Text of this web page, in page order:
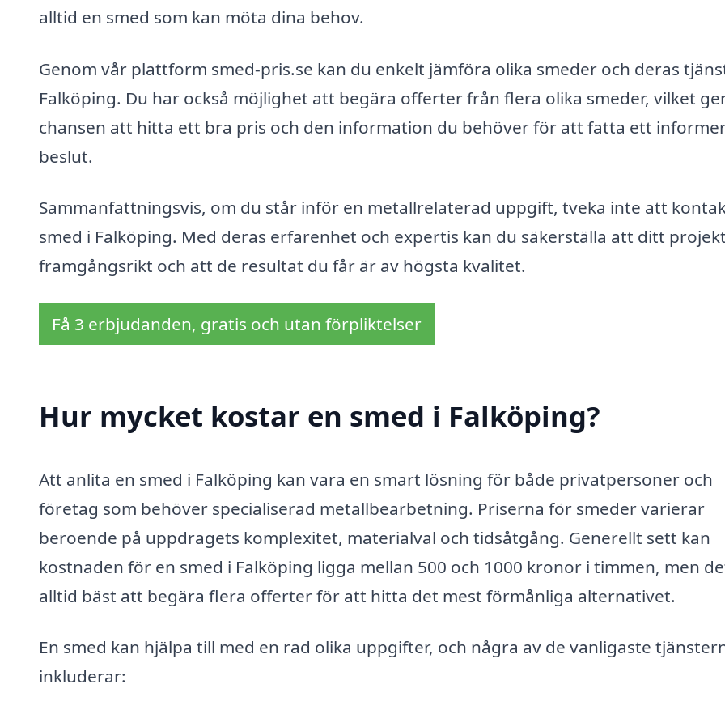
alltid en smed som kan möta dina behov.
Genom vår plattform smed-pris.se kan du enkelt jämföra olika smeder och deras
Falköping. Du har också möjlighet att begära offerter från flera olika smeder, vilket
chansen att hitta ett bra pris och den information du behöver för att fatta ett
beslut.
Sammanfattningsvis, om du står inför en metallrelaterad uppgift, tveka inte att
smed i Falköping. Med deras erfarenhet och expertis kan du säkerställa att ditt
framgångsrikt och att de resultat du får är av högsta kvalitet.
Få 3 erbjudanden, gratis och utan förpliktelser
Hur mycket kostar en smed i Falköping?
Att anlita en smed i Falköping kan vara en smart lösning för både privatpersoner och
företag som behöver specialiserad metallbearbetning. Priserna för smeder varierar
beroende på uppdragets komplexitet, materialval och tidsåtgång. Generellt sett kan
kostnaden för en smed i Falköping ligga mellan 500 och 1000 kronor i timmen, men
alltid bäst att begära flera offerter för att hitta det mest förmånliga alternativet.
En smed kan hjälpa till med en rad olika uppgifter, och några av de vanligaste
inkluderar: